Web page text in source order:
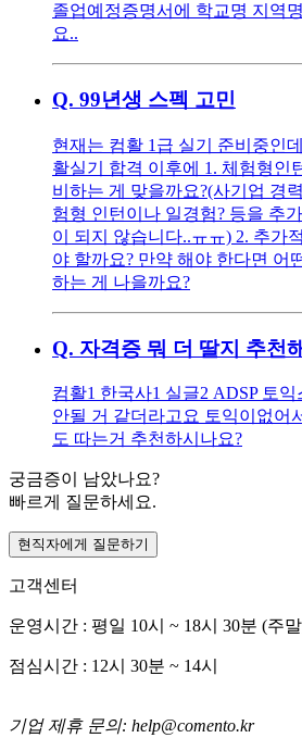
졸업예정증명서에 학교명 지역
요..
Q. 99년생 스펙 고민
현재는 컴활 1급 실기 준비중인
활실기 합격 이후에 1. 체험형인
비하는 게 맞을까요?(사기업 경
험형 인턴이나 일경험? 등을 추
이 되지 않습니다..ㅠㅠ) 2. 추가
야 할까요? 만약 해야 한다면 어
하는 게 나을까요?
Q. 자격증 뭐 더 딸지 추천
컴활1 한국사1 실글2 ADSP 토익
안될 거 같더라고요 토익이없어
도 따는거 추천하시나요?
궁금증이 남았나요?
빠르게 질문하세요.
현직자에게 질문하기
고객센터
운영시간 : 평일 10시 ~ 18시 30분 (주
점심시간 : 12시 30분 ~ 14시
기업 제휴 문의: help@comento.kr